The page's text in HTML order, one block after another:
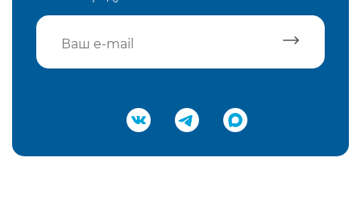
Подтвердить e-mail